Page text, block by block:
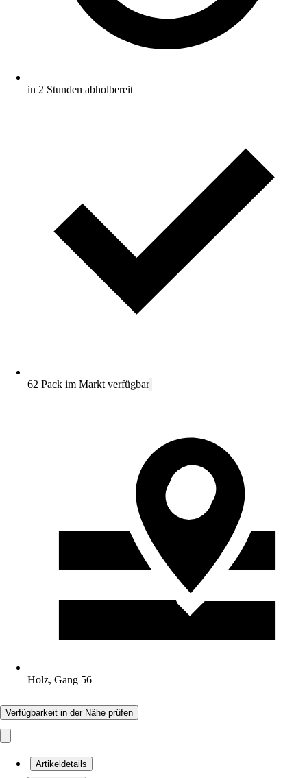
in 2 Stunden abholbereit
62 Pack im Markt verfügbar
Holz, Gang 56
Verfügbarkeit in der Nähe prüfen
Artikeldetails